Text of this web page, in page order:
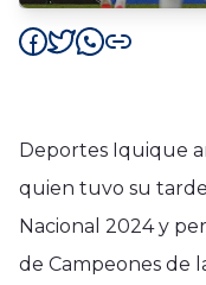
Deportes Iquique
quien tuvo su
Nacional 2024 y
de Campeones de